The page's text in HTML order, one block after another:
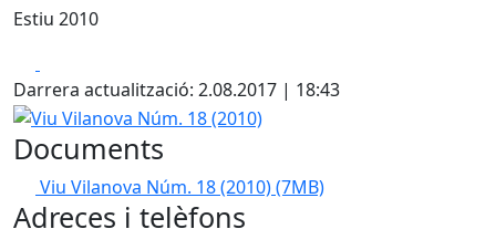
Estiu 2010
Darrera actualització: 2.08.2017 | 18:43
Viu Vilanova Núm. 18 (2010)
Documents
Viu Vilanova Núm. 18 (2010)(7MB)
Adreces i telèfons